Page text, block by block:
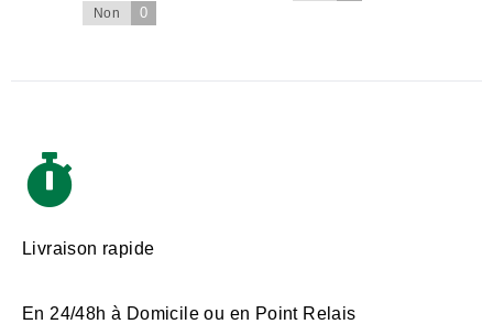
Non 0
Livraison rapide
En 24/48h à Domicile ou en Point Relais